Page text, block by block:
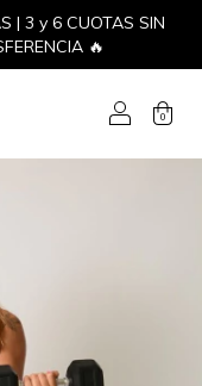
| 3 y 6 CUOTAS SIN
🔥
0